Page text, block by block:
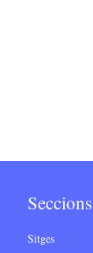
Seccions
Sitges